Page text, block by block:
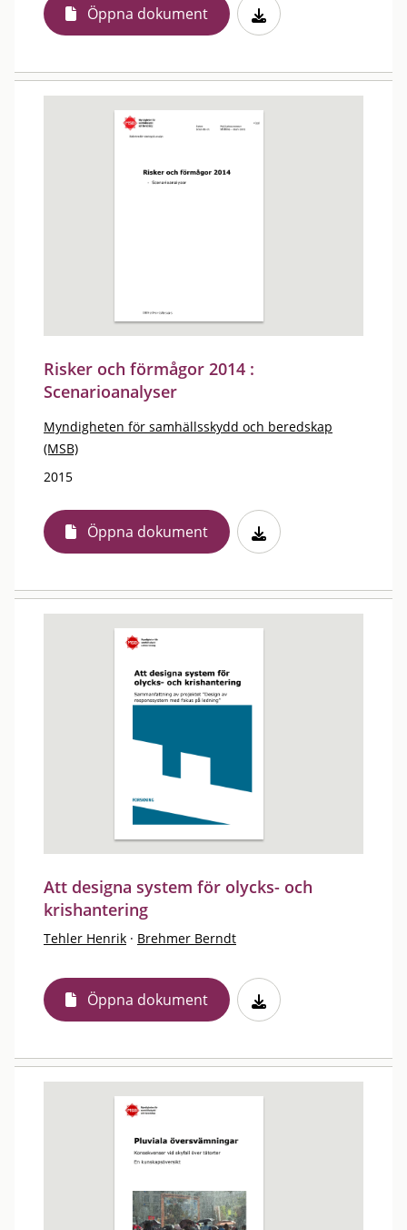
Öppna dokument
Risker och förmågor 2014 :
Scenarioanalyser
Myndigheten för samhällsskydd och beredskap
(MSB)
2015
Öppna dokument
Att designa system för olycks- och
krishantering
Tehler Henrik · Brehmer Berndt
Öppna dokument